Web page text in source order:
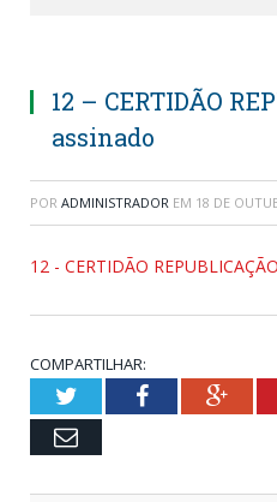
12 – CERTIDÃO
assinado
POR ADMINISTRADOR EM 18 DE
12 - CERTIDÃO
COMPARTILHAR:
TwitterFacebook
Email